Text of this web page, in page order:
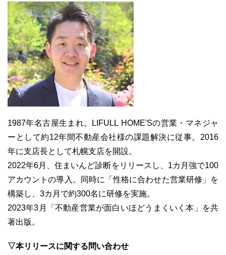
1987年名古屋生まれ。LIFULL HOME'Sの営業・マネジャ
ーとして約12年間不動産会社様の課題解決に従事。2016
年に支店長として札幌支店を開設。
2022年6月、住まいんど診断をリリースし、1カ月強で100
アカウントの導入。同時に「性格に合わせた営業研修」を
構築し、3カ月で約300名に研修を実施。
2023年3月「不動産営業が面白いほどうまくいく本」を共
著出版。
▽本リリースに関する問い合わせ